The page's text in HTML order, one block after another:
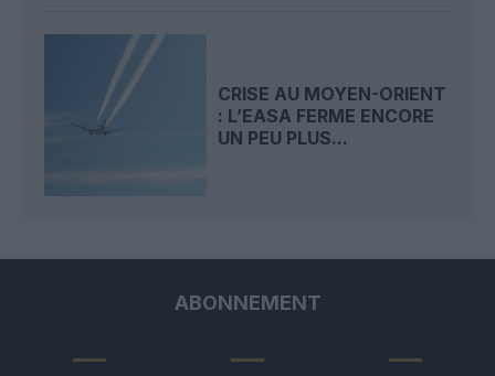
CRISE AU MOYEN-ORIENT
: L’EASA FERME ENCORE
UN PEU PLUS...
ABONNEMENT